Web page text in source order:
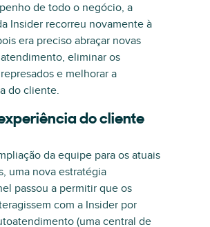
de todo o negócio, a
Insider recorreu novamente à
era preciso abraçar novas
eliminar os
e melhorar a
do cliente.
do cliente
da equipe para os atuais
uma nova estratégia
passou a permitir que os
com a Insider por
(uma central de